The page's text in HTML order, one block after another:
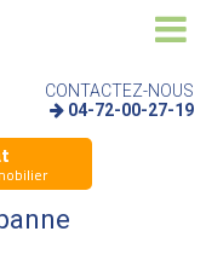
CONTACTEZ-NOUS
04-72-00-27-19